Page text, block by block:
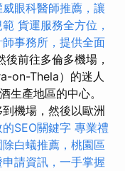
威眼科醫師推薦，讓
貨運服務全方位，
事務所，提供全面
後前往多倫多機場，
on-Thela）的迷人
生產地區的中心。
機場，然後以歐洲
SEO關鍵字 專業禮
除白蟻推薦，桃園區
請資訊，一手掌握